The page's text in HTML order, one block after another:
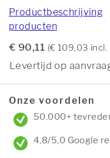
Productbeschrijving
producten
€ 90,11 (€ 109,03 incl.
Levertijd op
Onze voordelen
50.000+
4,8/5,0 Google